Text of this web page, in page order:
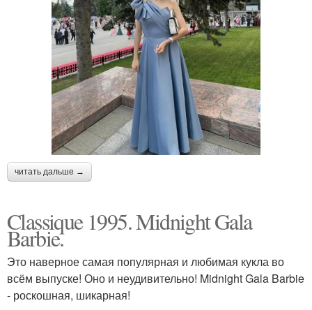
читать дальше →
Classique 1995. Midnight Gala
Barbie.
Это наверное самая популярная и любимая кукла во
всём выпуске! Оно и неудивительно! Midnight Gala Barbie
- роскошная, шикарная!